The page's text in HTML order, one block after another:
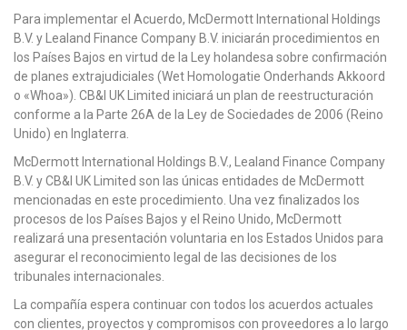
Para implementar el Acuerdo, McDermott International Holdings
B.V. y Lealand Finance Company B.V. iniciarán procedimientos en
los Países Bajos en virtud de la Ley holandesa sobre confirmación
de planes extrajudiciales (Wet Homologatie Onderhands Akkoord
o «Whoa»). CB&I UK Limited iniciará un plan de reestructuración
conforme a la Parte 26A de la Ley de Sociedades de 2006 (Reino
Unido) en Inglaterra.
McDermott International Holdings B.V., Lealand Finance Company
B.V. y CB&I UK Limited son las únicas entidades de McDermott
mencionadas en este procedimiento. Una vez finalizados los
procesos de los Países Bajos y el Reino Unido, McDermott
realizará una presentación voluntaria en los Estados Unidos para
asegurar el reconocimiento legal de las decisiones de los
tribunales internacionales.
La compañía espera continuar con todos los acuerdos actuales
con clientes, proyectos y compromisos con proveedores a lo largo